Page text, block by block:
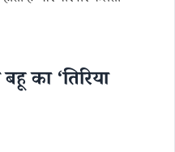
का ‘तिरिया